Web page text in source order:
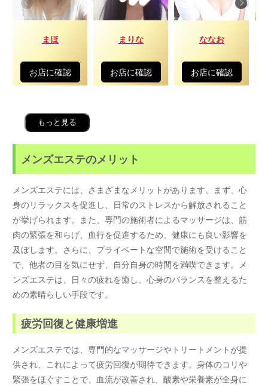
まほ
お店に確認
まりな
お店に確認
ななお
お店に確認
もっと見る
メンズエステのメリット
メンズエステには、さまざまなメリットがあります。まず、心
身のリラックスを促進し、日常のストレスから解放されること
が挙げられます。また、専門の施術者によるマッサージは、筋
肉の緊張を和らげ、血行を促進するため、健康にも良い影響を
及ぼします。さらに、プライベートな空間で施術を受けること
で、他者の目を気にせず、自分自身の時間を満喫できます。メ
ンズエステは、日々の疲れを癒し、心身のバランスを整えるた
めの素晴らしい手段です。
疲労回復と健康増進
メンズエステでは、専門的なマッサージやトリートメントが提
供され、これによって疲労回復が期待できます。身体のコリや
緊張をほぐすことで、血流が改善され、酸素や栄養素が全身に